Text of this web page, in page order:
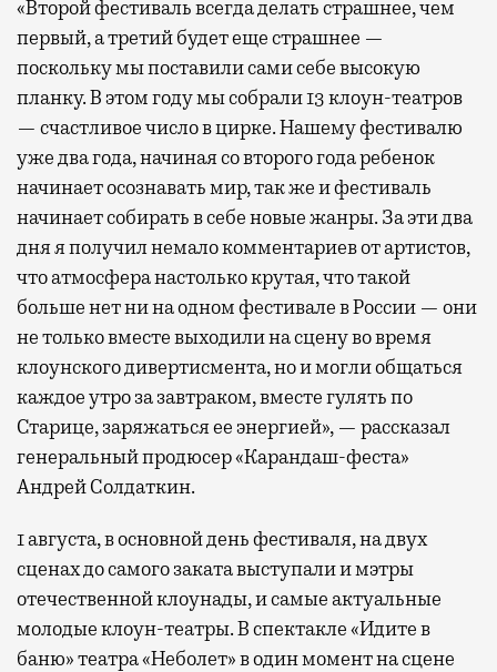
«Второй фестиваль всегда делать страшнее, чем
первый, а третий будет еще страшнее —
поскольку мы поставили сами себе высокую
планку. В этом году мы собрали 13 клоун-театров
— счастливое число в цирке. Нашему фестивалю
уже два года, начиная со второго года ребенок
начинает осознавать мир, так же и фестиваль
начинает собирать в себе новые жанры. За эти два
дня я получил немало комментариев от артистов,
что атмосфера настолько крутая, что такой
больше нет ни на одном фестивале в России — они
не только вместе выходили на сцену во время
клоунского дивертисмента, но и могли общаться
каждое утро за завтраком, вместе гулять по
Старице, заряжаться ее энергией», — рассказал
генеральный продюсер «Карандаш-феста»
Андрей Солдаткин.
1 августа, в основной день фестиваля, на двух
сценах до самого заката выступали и мэтры
отечественной клоунады, и самые актуальные
молодые клоун-театры. В спектакле «Идите в
баню» театра «Неболет» в один момент на сцене